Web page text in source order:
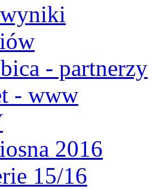
- partnerzy
- www
2016
15/16